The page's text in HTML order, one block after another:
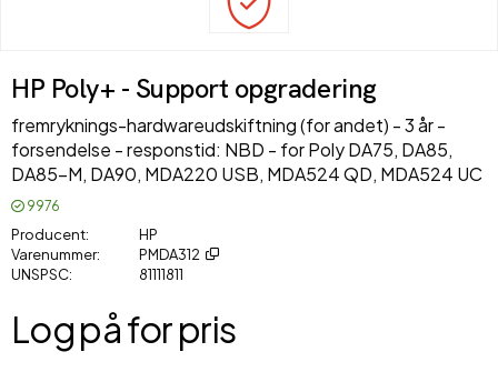
HP Poly+ - Support opgradering
fremryknings-hardwareudskiftning (for andet) - 3 år -
forsendelse - responstid: NBD - for Poly DA75, DA85,
DA85-M, DA90, MDA220 USB, MDA524 QD, MDA524 UC
9976
Producent
HP
Varenummer
PMDA312
UNSPSC
81111811
Log på for pris